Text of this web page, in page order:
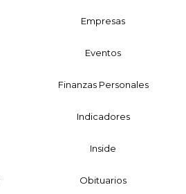
Empresas
Eventos
Finanzas Personales
Indicadores
Inside
Obituarios